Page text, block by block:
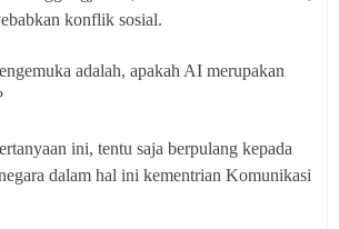
konflik sosial.
adalah, apakah AI merupakan
ini, tentu saja berpulang kepada
dalam hal ini kementrian Komunikasi